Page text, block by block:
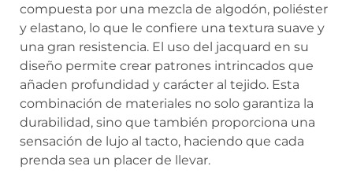
compuesta por una mezcla de algodón, poliéster
y elastano, lo que le confiere una textura suave y
una gran resistencia. El uso del jacquard en su
diseño permite crear patrones intrincados que
añaden profundidad y carácter al tejido. Esta
combinación de materiales no solo garantiza la
durabilidad, sino que también proporciona una
sensación de lujo al tacto, haciendo que cada
prenda sea un placer de llevar.